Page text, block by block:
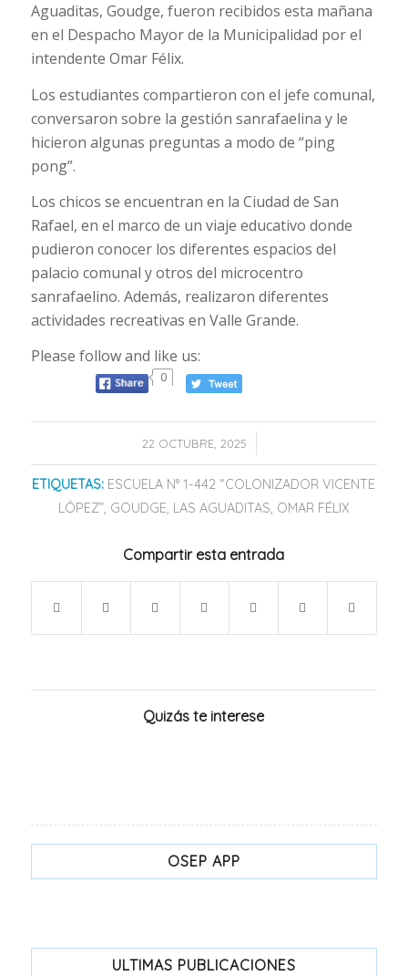
Aguaditas, Goudge, fueron recibidos esta mañana
en el Despacho Mayor de la Municipalidad por el
intendente Omar Félix.
Los estudiantes compartieron con el jefe comunal,
conversaron sobre la gestión sanrafaelina y le
hicieron algunas preguntas a modo de “ping
pong”.
Los chicos se encuentran en la Ciudad de San
Rafael, en el marco de un viaje educativo donde
pudieron conocer los diferentes espacios del
palacio comunal y otros del microcentro
sanrafaelino. Además, realizaron diferentes
actividades recreativas en Valle Grande.
Please follow and like us:
0
22 OCTUBRE, 2025
/
ETIQUETAS: ESCUELA N° 1-442 “COLONIZADOR VICENTE
LÓPEZ”, GOUDGE, LAS AGUADITAS, OMAR FÉLIX
Compartir esta entrada
Quizás te interese
OSEP APP
ULTIMAS PUBLICACIONES